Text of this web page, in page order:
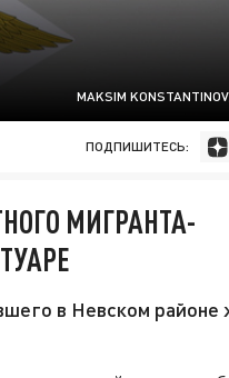
MAKSIM
ПОДПИШИТЕСЬ:
МИГРАНТА-
в Невском